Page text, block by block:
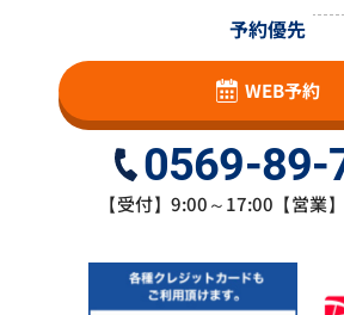
予約優先
WEB予約
0569-89-
【受付】9:00～17:00【営業